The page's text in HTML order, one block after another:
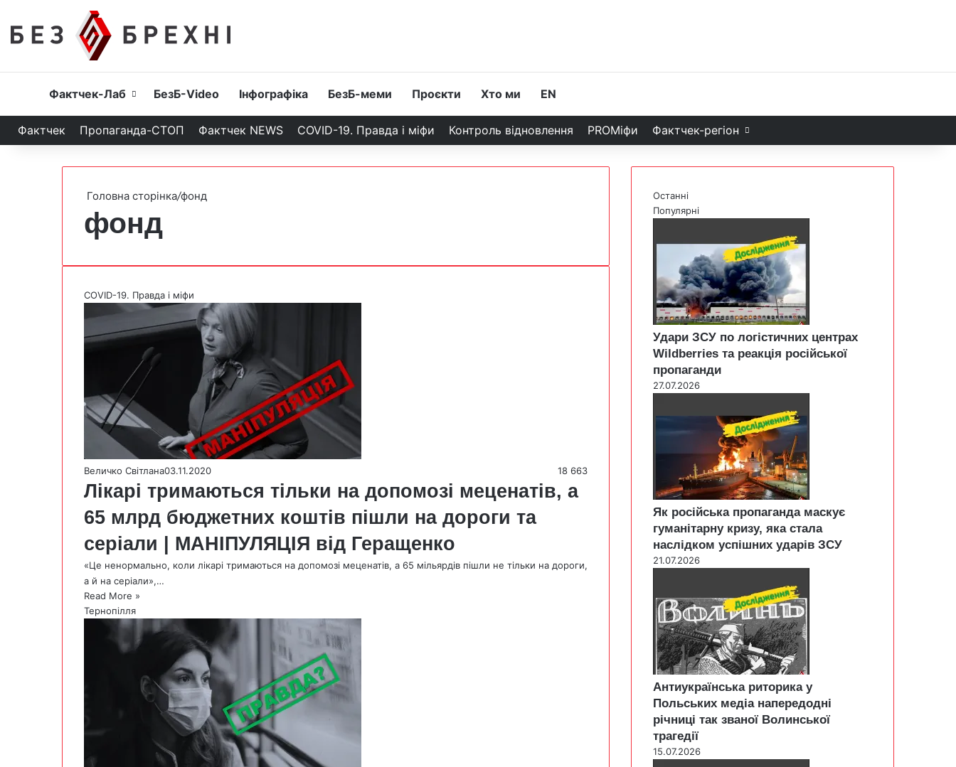
Головна
Фактчек-Лаб БезБ-Video Інфографіка БезБ-меми Проєкти Хто ми EN
Фактчек Пропаганда-СТОП Фактчек NEWS COVID-19. Правда і міфи Контроль відновлення PROМіфи Фактчек-регіон
Головна сторінка/фонд
фонд
COVID-19. Правда і міфи
Величко Світлана03.11.2020 18 663
Лікарі тримаються тільки на допомозі меценатів, а
65 млрд бюджетних коштів пішли на дороги та
серіали | МАНІПУЛЯЦІЯ від Геращенко
«Це ненормально, коли лікарі тримаються на допомозі меценатів, а 65 мільярдів пішли не тільки на дороги,
а й на серіали»,…
Read More »
Тернопілля
Останні
Популярні
Удари ЗСУ по логістичних центрах
Wildberries та реакція російської
пропаганди
27.07.2026
Як російська пропаганда маскує
гуманітарну кризу, яка стала
наслідком успішних ударів ЗСУ
21.07.2026
Антиукраїнська риторика у
Польських медіа напередодні
річниці так званої Волинської
трагедії
15.07.2026